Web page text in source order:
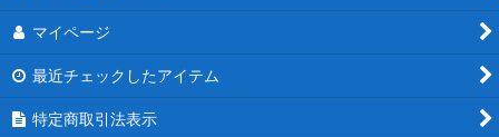
マイページ
最近チェックしたアイテム
特定商取引法表示